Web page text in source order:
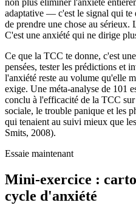
non plus éliminer l'anxiété
adaptative — c'est le signal qui te
de prendre une chose au sérieux.
C'est une anxiété qui ne dirige
Ce que la TCC te donne, c'est
pensées, tester les prédictions et
l'anxiété reste au volume qu'elle
exige. Une méta-analyse de 101
conclu à l'efficacité de la TCC
sociale, le trouble panique et les
qui tenaient au suivi mieux que
Smits, 2008).
Essaie maintenant
Mini-exercice :
cycle d'anxiété